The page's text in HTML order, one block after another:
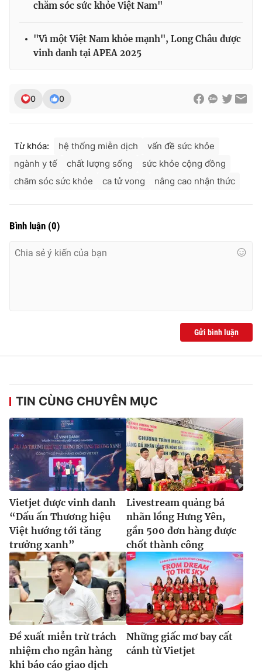
chăm sóc sức khỏe Việt Nam"
"Vì một Việt Nam khỏe mạnh", Long Châu được
vinh danh tại APEA 2025
0 0
Từ khóa: hệ thống miễn dịch
vấn đề sức khỏe
ngành y tế
chất lượng sống
sức khỏe cộng đồng
chăm sóc sức khỏe
ca tử vong nâng cao nhận thức
Bình luận (0)
Gửi bình luận
TIN CÙNG CHUYÊN MỤC
Vietjet được vinh danh
“Dấu ấn Thương hiệu
Việt hướng tới tăng
trưởng xanh”
Livestream quảng bá
nhãn lồng Hưng Yên,
gần 500 đơn hàng được
chốt thành công
Đề xuất miễn trừ trách
nhiệm cho ngân hàng
khi báo cáo giao dịch
Những giấc mơ bay cất
cánh từ Vietjet